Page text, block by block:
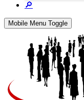
🔎
Mobile Menu Toggle